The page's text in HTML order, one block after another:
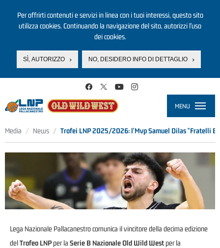
Per offrirti contenuti e servizi in linea con i tuoi interessi, questo sito
utilizza cookies. Continuando la navigazione del sito, autorizzi l’uso
dei cookies.
SÌ, AUTORIZZO NO, DESIDERO INFO DI DETTAGLIO
MENU
Media News Trofei LNP 2025/2026: l'Mvp Samuel Dilas "Fratelli
Lega Nazionale Pallacanestro comunica il vincitore della decima edizione
delTrofeo LNP per la Serie B Nazionale Old Wild West per la